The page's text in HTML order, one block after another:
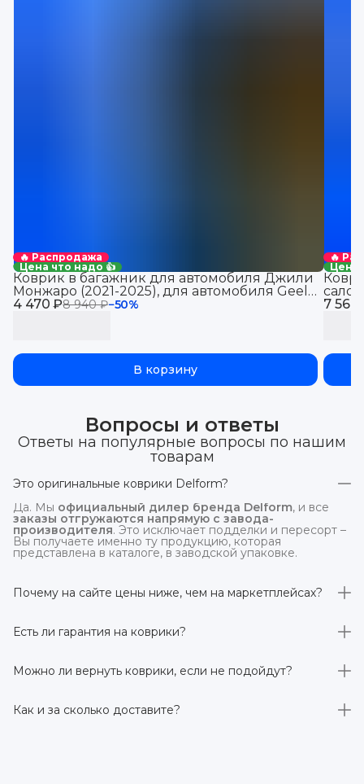
🔥 Распродажа
Цена что надо 👍
4 470 ₽8 940 ₽−50%
Коврик в багажник для автомобиля Джили
Монжаро (2021-2025), для автомобиля Geely
Monjaro, EVA 3D
В корзину
🔥
Цена
7 560
Вопросы и ответы
Ответы на популярные вопросы по нашим
товарам
Это оригинальные коврики Delform?
Да. Мы официальный дилер бренда Delform, и все
заказы отгружаются напрямую с завода-
производителя. Это исключает подделки и пересорт –
Вы получаете именно ту продукцию, которая
представлена в каталоге, в заводской упаковке.
Почему на сайте цены ниже, чем на маркетплейсах?
отгрузка идётнапрямую со склада производителя
без посредников.
Есть ли гарантия на коврики?
производителя 3 года. Если в течение этого срока
обнаружится производственный дефект – заменим
Можно ли вернуть коврики, если не подойдут?
заказанного дистанционно,без объяснения причин –
при условии сохранения товарного вида. Если коврик не
Как и за сколько доставите?